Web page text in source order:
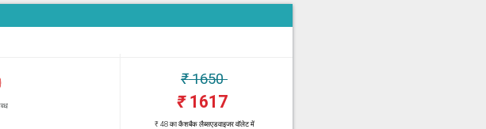
₹1650
₹1617
₹ 48 का कैशबैक लैब्सएडवाइजर वॉलेट में